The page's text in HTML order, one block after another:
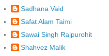
Sadhana Vaid
Safat Alam Taimi
Sawai Singh Rajpurohit
Shahvez Malik